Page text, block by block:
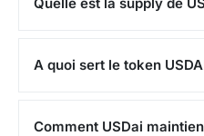
Ce contenu ne constitue
A quoi sert le token
Comment USDai